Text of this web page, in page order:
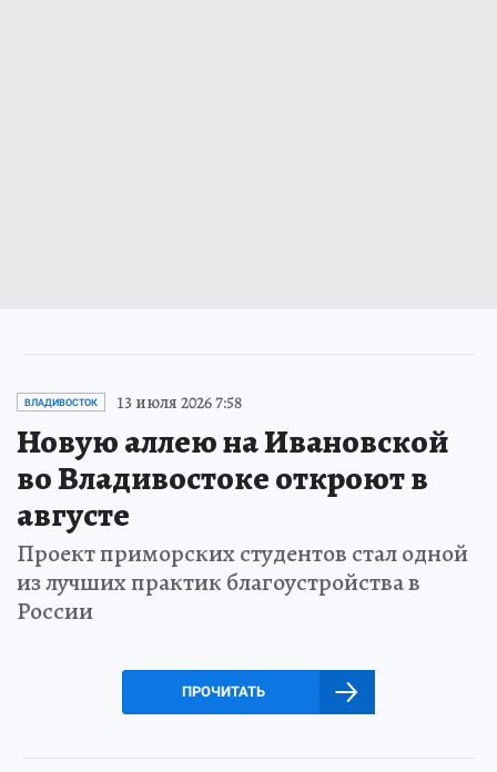
ВЛАДИВОСТОК 13 июля 2026 7:58
Новую аллею на Ивановской
во Владивостоке откроют в
августе
Проект приморских студентов стал одной
из лучших практик благоустройства в
России
ПРОЧИТАТЬ